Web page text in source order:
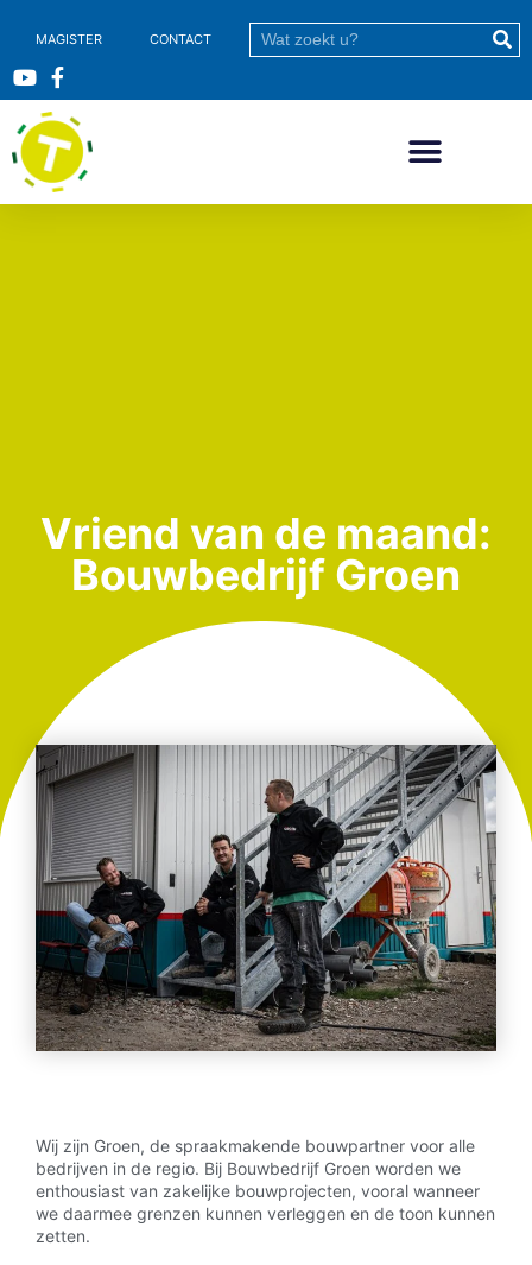
MAGISTER CONTACT
Vriend van de maand:
Bouwbedrijf Groen
Wij zijn Groen, de spraakmakende bouwpartner voor alle
bedrijven in de regio. Bij Bouwbedrijf Groen worden we
enthousiast van zakelijke bouwprojecten, vooral wanneer
we daarmee grenzen kunnen verleggen en de toon kunnen
zetten.